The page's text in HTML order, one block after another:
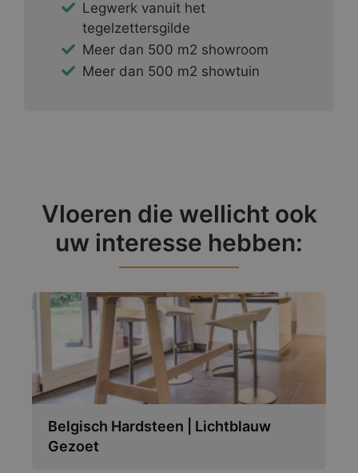
Legwerk vanuit het
tegelzettersgilde
Meer dan 500 m2 showroom
Meer dan 500 m2 showtuin
Vloeren die wellicht ook
uw interesse hebben:
Belgisch Hardsteen | Lichtblauw
Gezoet